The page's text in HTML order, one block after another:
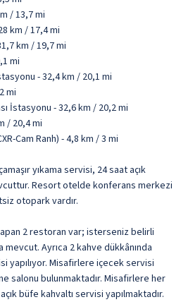
/ 13,7 mi
km / 17,4 mi
km / 19,7 mi
mi
- 32,4 km / 20,1 mi
mi
İstasyonu - 32,6 km / 20,2 mi
/ 20,4 mi
Cam Ranh) - 4,8 km / 3 mi
yıkama servisi, 24 saat açık
Resort otelde konferans merkezi
otopark vardır.
2 restoran var; isterseniz belirli
Ayrıca 2 kahve dükkânında
yapılıyor. Misafirlere içecek servisi
salonu bulunmaktadır. Misafirlere her
büfe kahvaltı servisi yapılmaktadır.